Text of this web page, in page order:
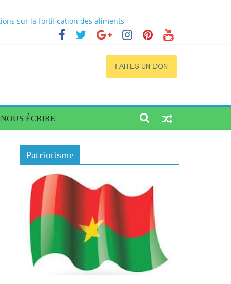
sur la fortification des aliments
dans quatre régions du Burkina
de qualité et accessible
NOUS ÉCRIRE
Patriotisme